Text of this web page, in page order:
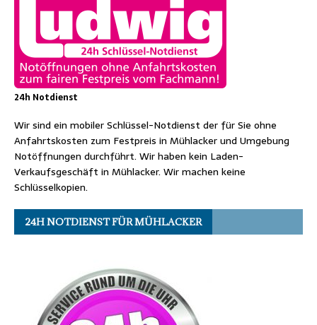
24h Notdienst
Wir sind ein mobiler Schlüssel-Notdienst der für Sie ohne
Anfahrtskosten zum Festpreis in Mühlacker und Umgebung
Notöffnungen durchführt. Wir haben kein Laden-
Verkaufsgeschäft in Mühlacker. Wir machen keine
Schlüsselkopien.
24H NOTDIENST FÜR MÜHLACKER